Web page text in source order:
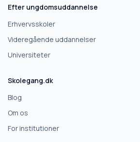
Efter ungdomsuddannelse
Erhvervsskoler
Videregående uddannelser
Universiteter
Skolegang.dk
Blog
Om os
For institutioner